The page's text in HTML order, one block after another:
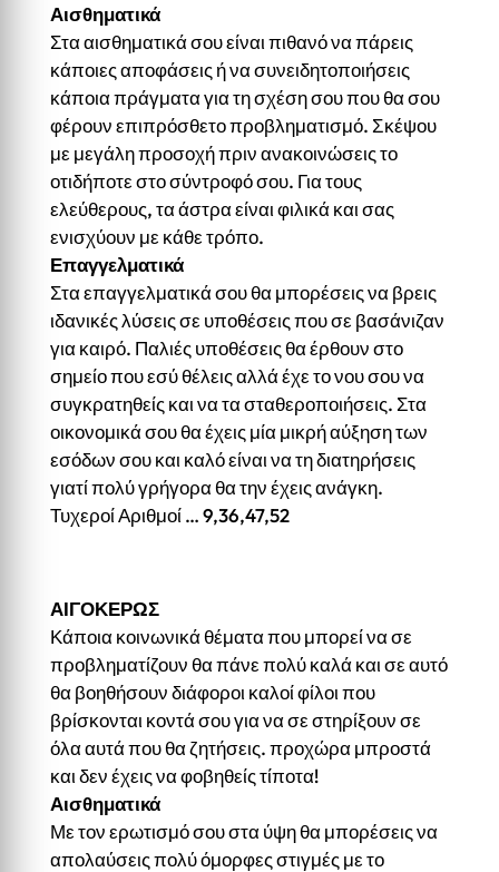
Αισθηματικά
Στα αισθηματικά σου είναι πιθανό να πάρεις
κάποιες αποφάσεις ή να συνειδητοποιήσεις
κάποια πράγματα για τη σχέση σου που θα σου
φέρουν επιπρόσθετο προβληματισμό. Σκέψου
με μεγάλη προσοχή πριν ανακοινώσεις το
οτιδήποτε στο σύντροφό σου. Για τους
ελεύθερους, τα άστρα είναι φιλικά και σας
ενισχύουν με κάθε τρόπο.
Επαγγελματικά
Στα επαγγελματικά σου θα μπορέσεις να βρεις
ιδανικές λύσεις σε υποθέσεις που σε βασάνιζαν
για καιρό. Παλιές υποθέσεις θα έρθουν στο
σημείο που εσύ θέλεις αλλά έχε το νου σου να
συγκρατηθείς και να τα σταθεροποιήσεις. Στα
οικονομικά σου θα έχεις μία μικρή αύξηση των
εσόδων σου και καλό είναι να τη διατηρήσεις
γιατί πολύ γρήγορα θα την έχεις ανάγκη.
Τυχεροί Αριθμοί … 9,36,47,52
ΑΙΓΟΚΕΡΩΣ
Κάποια κοινωνικά θέματα που μπορεί να σε
προβληματίζουν θα πάνε πολύ καλά και σε αυτό
θα βοηθήσουν διάφοροι καλοί φίλοι που
βρίσκονται κοντά σου για να σε στηρίξουν σε
όλα αυτά που θα ζητήσεις. προχώρα μπροστά
και δεν έχεις να φοβηθείς τίποτα!
Αισθηματικά
Με τον ερωτισμό σου στα ύψη θα μπορέσεις να
απολαύσεις πολύ όμορφες στιγμές με το